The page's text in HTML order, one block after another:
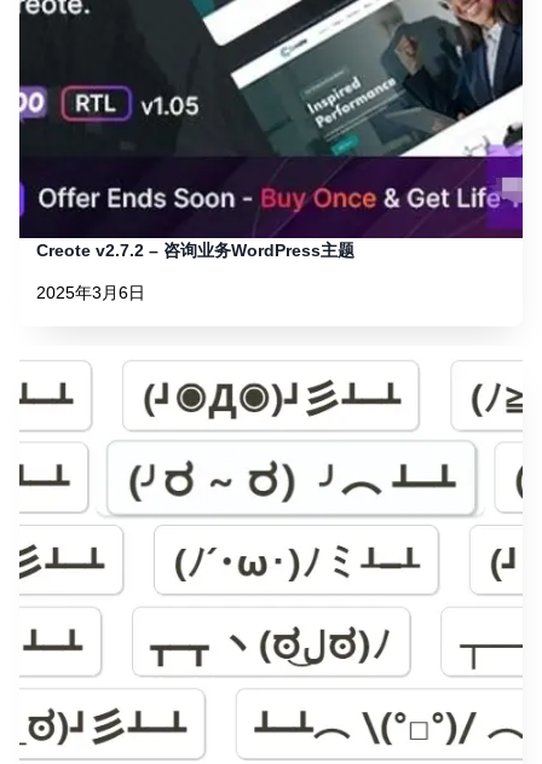
Creote v2.7.2 – 咨询业务WordPress主题
2025年3月6日